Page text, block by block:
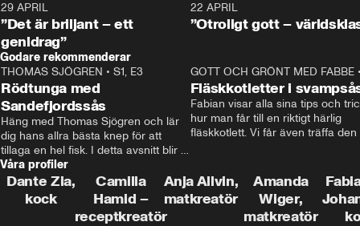
29 APRIL
”Det är briljant – ett
genidrag”
22 APRIL
”Otroligt gott –
Godare rekommenderar
THOMAS SJÖGREN • S1, E3
Rödtunga med
Sandefjordssås
Häng med Thomas Sjögren och lär
dig hans allra bästa knep för att
tillaga en hel fisk. I detta avsnitt blir
de helstekt rödtunga med
sandefjordssås och en magisk sallad
på pepparrot och äpple.
GOTT OCH GRÖNT MED FABBE
Fläskkotletter i
Fabian visar alla sina tips och
hur man får till en riktigt härlig
fläskkotlett. Vi får även träffa den
grisbonde på Gotland.
Våra profiler
Dante Zia,
kock
Camilla
Hamid –
receptkreatör
Anja Allvin,
matkreatör
Amanda
Wiger,
matkreatör